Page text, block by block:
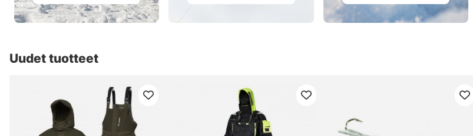
Uudet tuotteet